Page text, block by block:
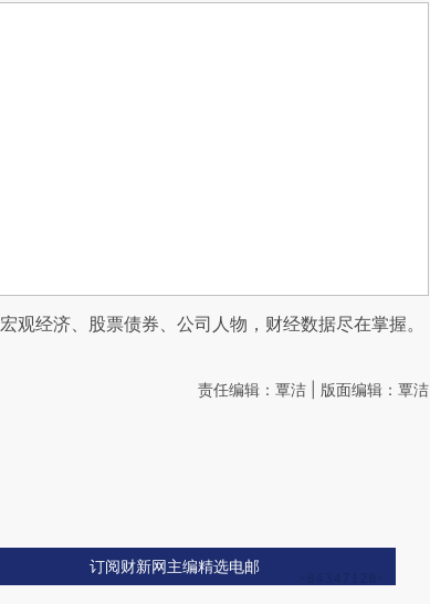
观经济、股票债券、公司人物，财经数据尽在掌握。
责任编辑：覃洁 | 版面编辑：覃洁
订阅财新网主编精选电邮